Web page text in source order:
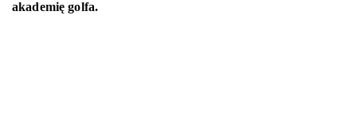
akademię golfa.